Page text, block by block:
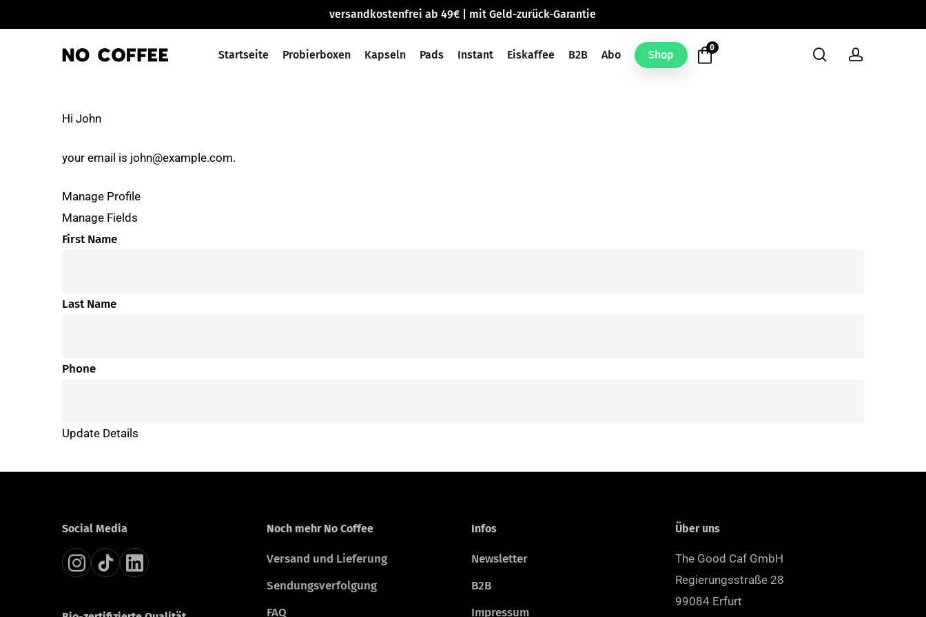
to
versandkostenfrei ab 49€ | mit Geld-zurück-Garantie
Enter zum Suchen oder ESC zum Schließen
Startseite Probierboxen Kapseln Pads Instant Eiskaffee B2B Abo Shop
0 searchaccount
Hi John
your email is john@example.com.
Manage Profile
Manage Fields
First Name
Last Name
Phone
Update Details
Social Media Noch mehr No Coffee
Versand und Lieferung
Sendungsverfolgung
FAQ
Infos
Newsletter
B2B
Impressum
Über uns
The Good Caf GmbH
Regierungsstraße 28
99084 Erfurt